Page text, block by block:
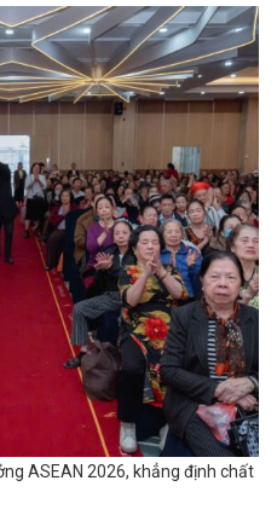
ASEAN 2026, khẳng định chất